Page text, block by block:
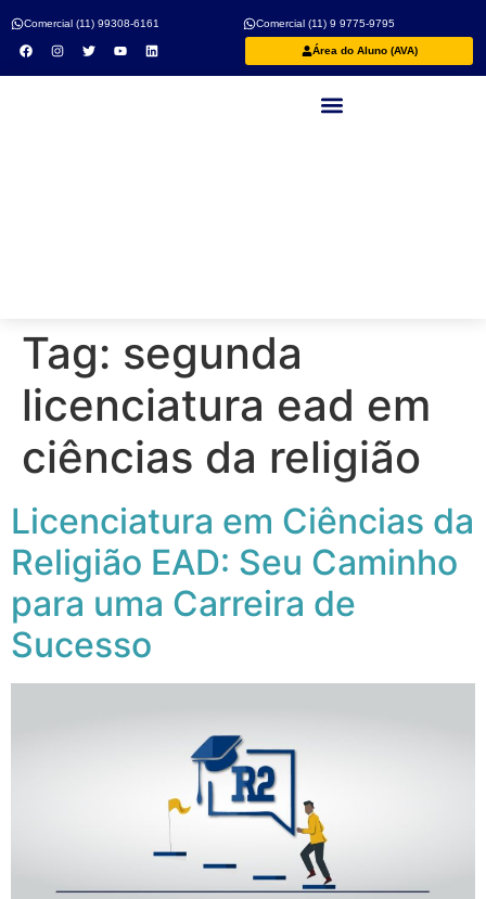
Comercial (11) 99308-6161 Comercial (11) 9 9775-9795
Área do Aluno (AVA)
Tag: segunda
licenciatura ead em
ciências da religião
Licenciatura em Ciências da
Religião EAD: Seu Caminho
para uma Carreira de
Sucesso